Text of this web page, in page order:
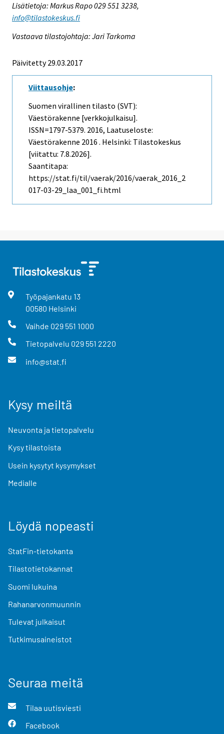
Lisätietoja: Markus Rapo 029 551 3238,
info@tilastokeskus.fi
Vastaava tilastojohtaja: Jari Tarkoma
Päivitetty 29.03.2017
Viittausohje:
Suomen virallinen tilasto (SVT):
Väestörakenne [verkkojulkaisu].
ISSN=1797-5379. 2016, Laatuseloste:
Väestörakenne 2016 . Helsinki: Tilastokeskus
[viitattu: 7.8.2026].
Saantitapa:
https://stat.fi/til/vaerak/2016/vaerak_2016_2
017-03-29_laa_001_fi.html
Työpajankatu 13
00580 Helsinki
Vaihde 029 551 1000
Tietopalvelu 029 551 2220
info@stat.fi
Kysy meiltä
Neuvonta ja tietopalvelu
Kysy tilastoista
Usein kysytyt kysymykset
Medialle
Löydä nopeasti
StatFin-tietokanta
Tilastotietokannat
Suomi lukuina
Rahanarvonmuunnin
Tulevat julkaisut
Tutkimusaineistot
Seuraa meitä
Tilaa uutisviesti
Facebook